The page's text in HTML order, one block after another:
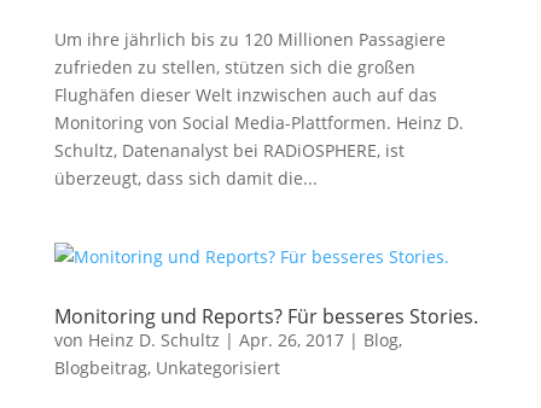
Um ihre jährlich bis zu 120 Millionen Passagiere
zufrieden zu stellen, stützen sich die großen
Flughäfen dieser Welt inzwischen auch auf das
Monitoring von Social Media-Plattformen. Heinz D.
Schultz, Datenanalyst bei RADiOSPHERE, ist
überzeugt, dass sich damit die...
Monitoring und Reports? Für besseres Stories.
von Heinz D. Schultz | Apr. 26, 2017| Blog,
Blogbeitrag, Unkategorisiert